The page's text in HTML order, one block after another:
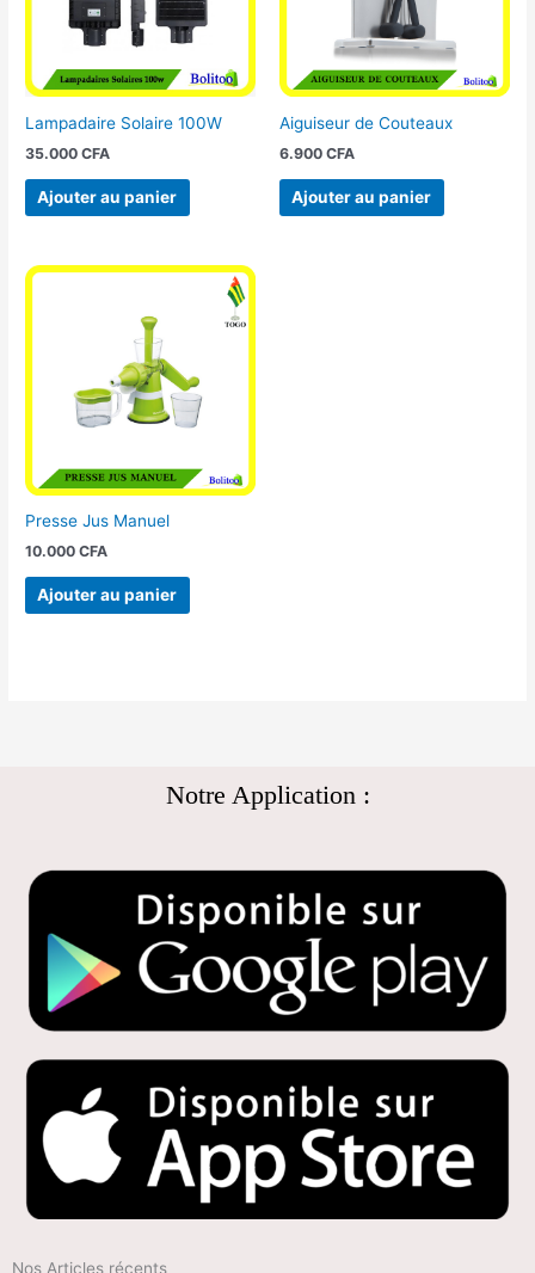
Lampadaire Solaire 100W
35.000CFA
Ajouter au panier
Aiguiseur de Couteaux
6.900 CFA
Ajouter au panier
Presse Jus Manuel
10.000CFA
Ajouter au panier
Notre Application :
Nos Articles récents